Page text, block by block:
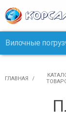
Вилочные
ГЛАВНАЯ